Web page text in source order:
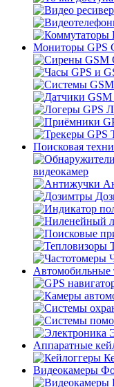
Мониторы GPS
Поисковая
видеокамер
Автомобильные
Аппаратные
Видеокамеры